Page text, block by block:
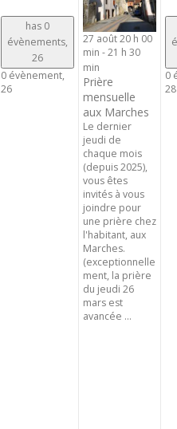
has 0
évènements,
26
0 évènement,
26
27 août 20 h 00
min -21 h 30
min
Prière
mensuelle
aux Marches
Le dernier
jeudi de
chaque mois
(depuis 2025),
vous êtes
invités à vous
joindre pour
une prière chez
l'habitant, aux
Marches.
(exceptionnelle
ment, la prière
du jeudi 26
mars est
avancée ...
0
28